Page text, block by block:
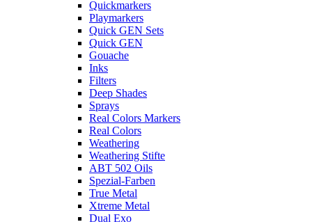
Quickmarkers
Playmarkers
Quick GEN Sets
Quick GEN
Gouache
Inks
Filters
Deep Shades
Sprays
Real Colors Markers
Real Colors
Weathering
Weathering Stifte
ABT 502 Oils
Spezial-Farben
True Metal
Xtreme Metal
Dual Exo